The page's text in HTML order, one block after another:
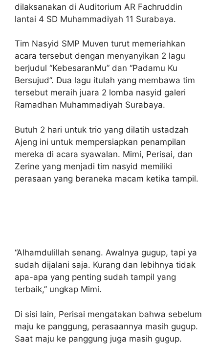
dilaksanakan di Auditorium AR Fachruddin
lantai 4 SD Muhammadiyah 11 Surabaya.
Tim Nasyid SMP Muven turut memeriahkan
acara tersebut dengan menyanyikan 2 lagu
berjudul “KebesaranMu” dan “Padamu Ku
Bersujud”. Dua lagu itulah yang membawa tim
tersebut meraih juara 2 lomba nasyid galeri
Ramadhan Muhammadiyah Surabaya.
Butuh 2 hari untuk trio yang dilatih ustadzah
Ajeng ini untuk mempersiapkan penampilan
mereka di acara syawalan. Mimi, Perisai, dan
Zerine yang menjadi tim nasyid memiliki
perasaan yang beraneka macam ketika tampil.
“Alhamdulillah senang. Awalnya gugup, tapi ya
sudah dijalani saja. Kurang dan lebihnya tidak
apa-apa yang penting sudah tampil yang
terbaik,” ungkap Mimi.
Di sisi lain, Perisai mengatakan bahwa sebelum
maju ke panggung, perasaannya masih gugup.
Saat maju ke panggung juga masih gugup.